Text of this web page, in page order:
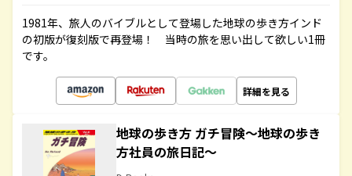
1981年、旅人のバイブルとして登場した地球の歩き方インド
の初版が復刻版で再登場！ 当時の旅を思い出して欲しい1冊
です。
詳細を見る
地球の歩き方 ガチ冒険～地球の歩き
方社員の旅日記～